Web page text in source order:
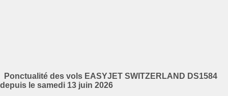
Ponctualité des vols EASYJET SWITZERLAND DS1584
depuis le samedi 13 juin 2026